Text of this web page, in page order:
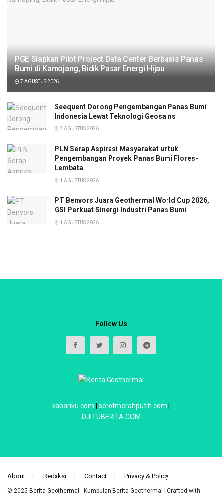
PGE Siapkan Pilot Project Data Center Berbasis Panas
Bumi di Kamojang, Bidik Pasar Energi Hijau
7 AGUSTUS 2026
Seequent Dorong Pengembangan Panas Bumi
Indonesia Lewat Teknologi Geosains
7 AGUSTUS 2026
PLN Serap Aspirasi Masyarakat untuk
Pengembangan Proyek Panas Bumi Flores-
Lembata
4 AGUSTUS 2026
PT Benvors Juara Geothermal World Cup 2026,
GSI Perkuat Sinergi Industri Panas Bumi
4 AGUSTUS 2026
Follow Us
kabariku.com sorotmerahputih.com
DJITUBERITA.COM
About Redaksi Contact Privacy & Policy
© 2025 Berita Geothermal - Kumpulan Berita Geothermal | Crafted with